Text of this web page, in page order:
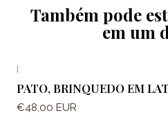
Também pode
em um
PATO, BRINQUEDO EM
€48,00 EUR